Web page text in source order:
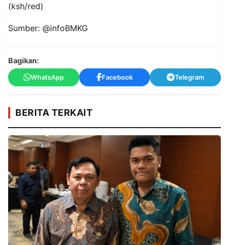
(ksh/red)
Sumber: @infoBMKG
Bagikan:
WhatsApp Facebook Telegram
BERITA TERKAIT